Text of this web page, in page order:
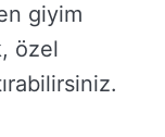
giyim
özel